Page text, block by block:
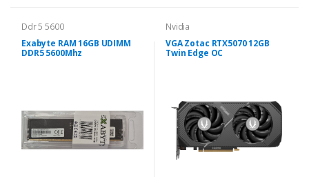
Ddr 5 5600
Exabyte RAM 16GB UDIMM
DDR5 5600Mhz
Nvidia
VGA Zotac RTX5070 12GB
Twin Edge OC